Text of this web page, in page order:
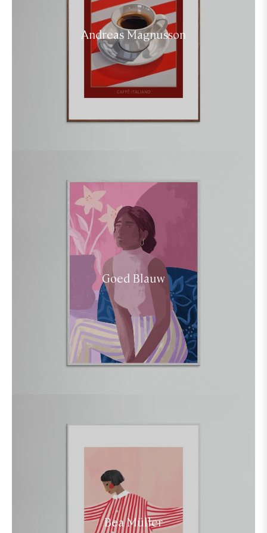
Andreas Magnusson
Goed Blauw
Bea Müller